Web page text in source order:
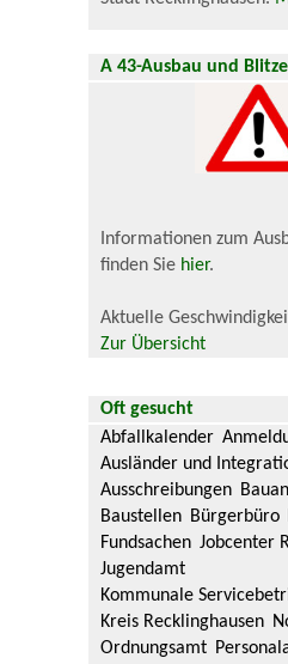
A 43-Ausbau und
Informationen zum
finden Sie hier.
Aktuelle
Zur Übersicht
Oft gesucht
Abfallkalender
Ausländer und
Ausschreibungen
Baustellen Bürgerbüro
Fundsachen Jobcenter
Jugendamt
Kommunale
Kreis Recklinghausen
Ordnungsamt